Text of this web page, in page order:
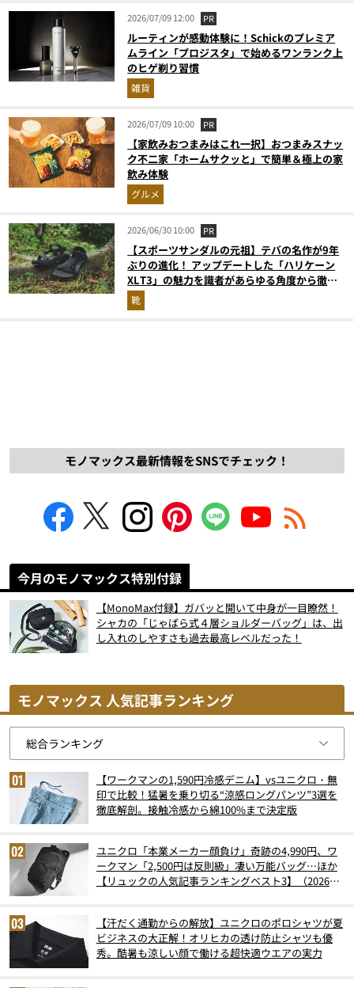
2026/07/09 12:00 PR
ルーティンが感動体験に！Schickのプレミア
ムライン「プロジスタ」で始めるワンランク上
のヒゲ剃り習慣
雑貨
2026/07/09 10:00 PR
【家飲みおつまみはこれ一択】おつまみスナッ
ク不二家「ホームサクッと」で簡単＆極上の家
飲み体験
グルメ
2026/06/30 10:00 PR
【スポーツサンダルの元祖】テバの名作が9年
ぶりの進化！ アップデートした「ハリケーン
XLT3」の魅力を識者があらゆる角度から徹底
解説！
靴
モノマックス最新情報をSNSでチェック！
今月のモノマックス特別付録
【MonoMax付録】ガバッと開いて中身が一目瞭然！
シャカの「じゃばら式４層ショルダーバッグ」は、出
し入れのしやすさも過去最高レベルだった！
モノマックス 人気記事ランキング
【ワークマンの1,590円冷感デニム】vsユニクロ・無
印で比較！猛暑を乗り切る“涼感ロングパンツ”3選を
徹底解剖。接触冷感から綿100%まで決定版
ユニクロ「本業メーカー顔負け」奇跡の4,990円、ワ
ークマン「2,500円は反則級」凄い万能バッグ…ほか
【リュックの人気記事ランキングベスト3】（2026年
【汗だく通勤からの解放】ユニクロのポロシャツが夏
ビジネスの大正解！オリヒカの透け防止シャツも優
秀。酷暑も涼しい顔で働ける超快適ウエアの実力